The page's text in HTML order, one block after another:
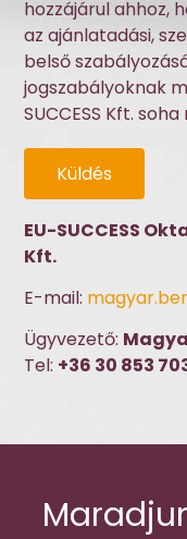
hozzájárul ahhoz,
az ajánlatadási,
belső
jogszabályoknak
SUCCESS Kft.
Küldés
EU-SUCCESS
Kft.
E-mail:
Ügyvezető:
Tel: +36 30 853